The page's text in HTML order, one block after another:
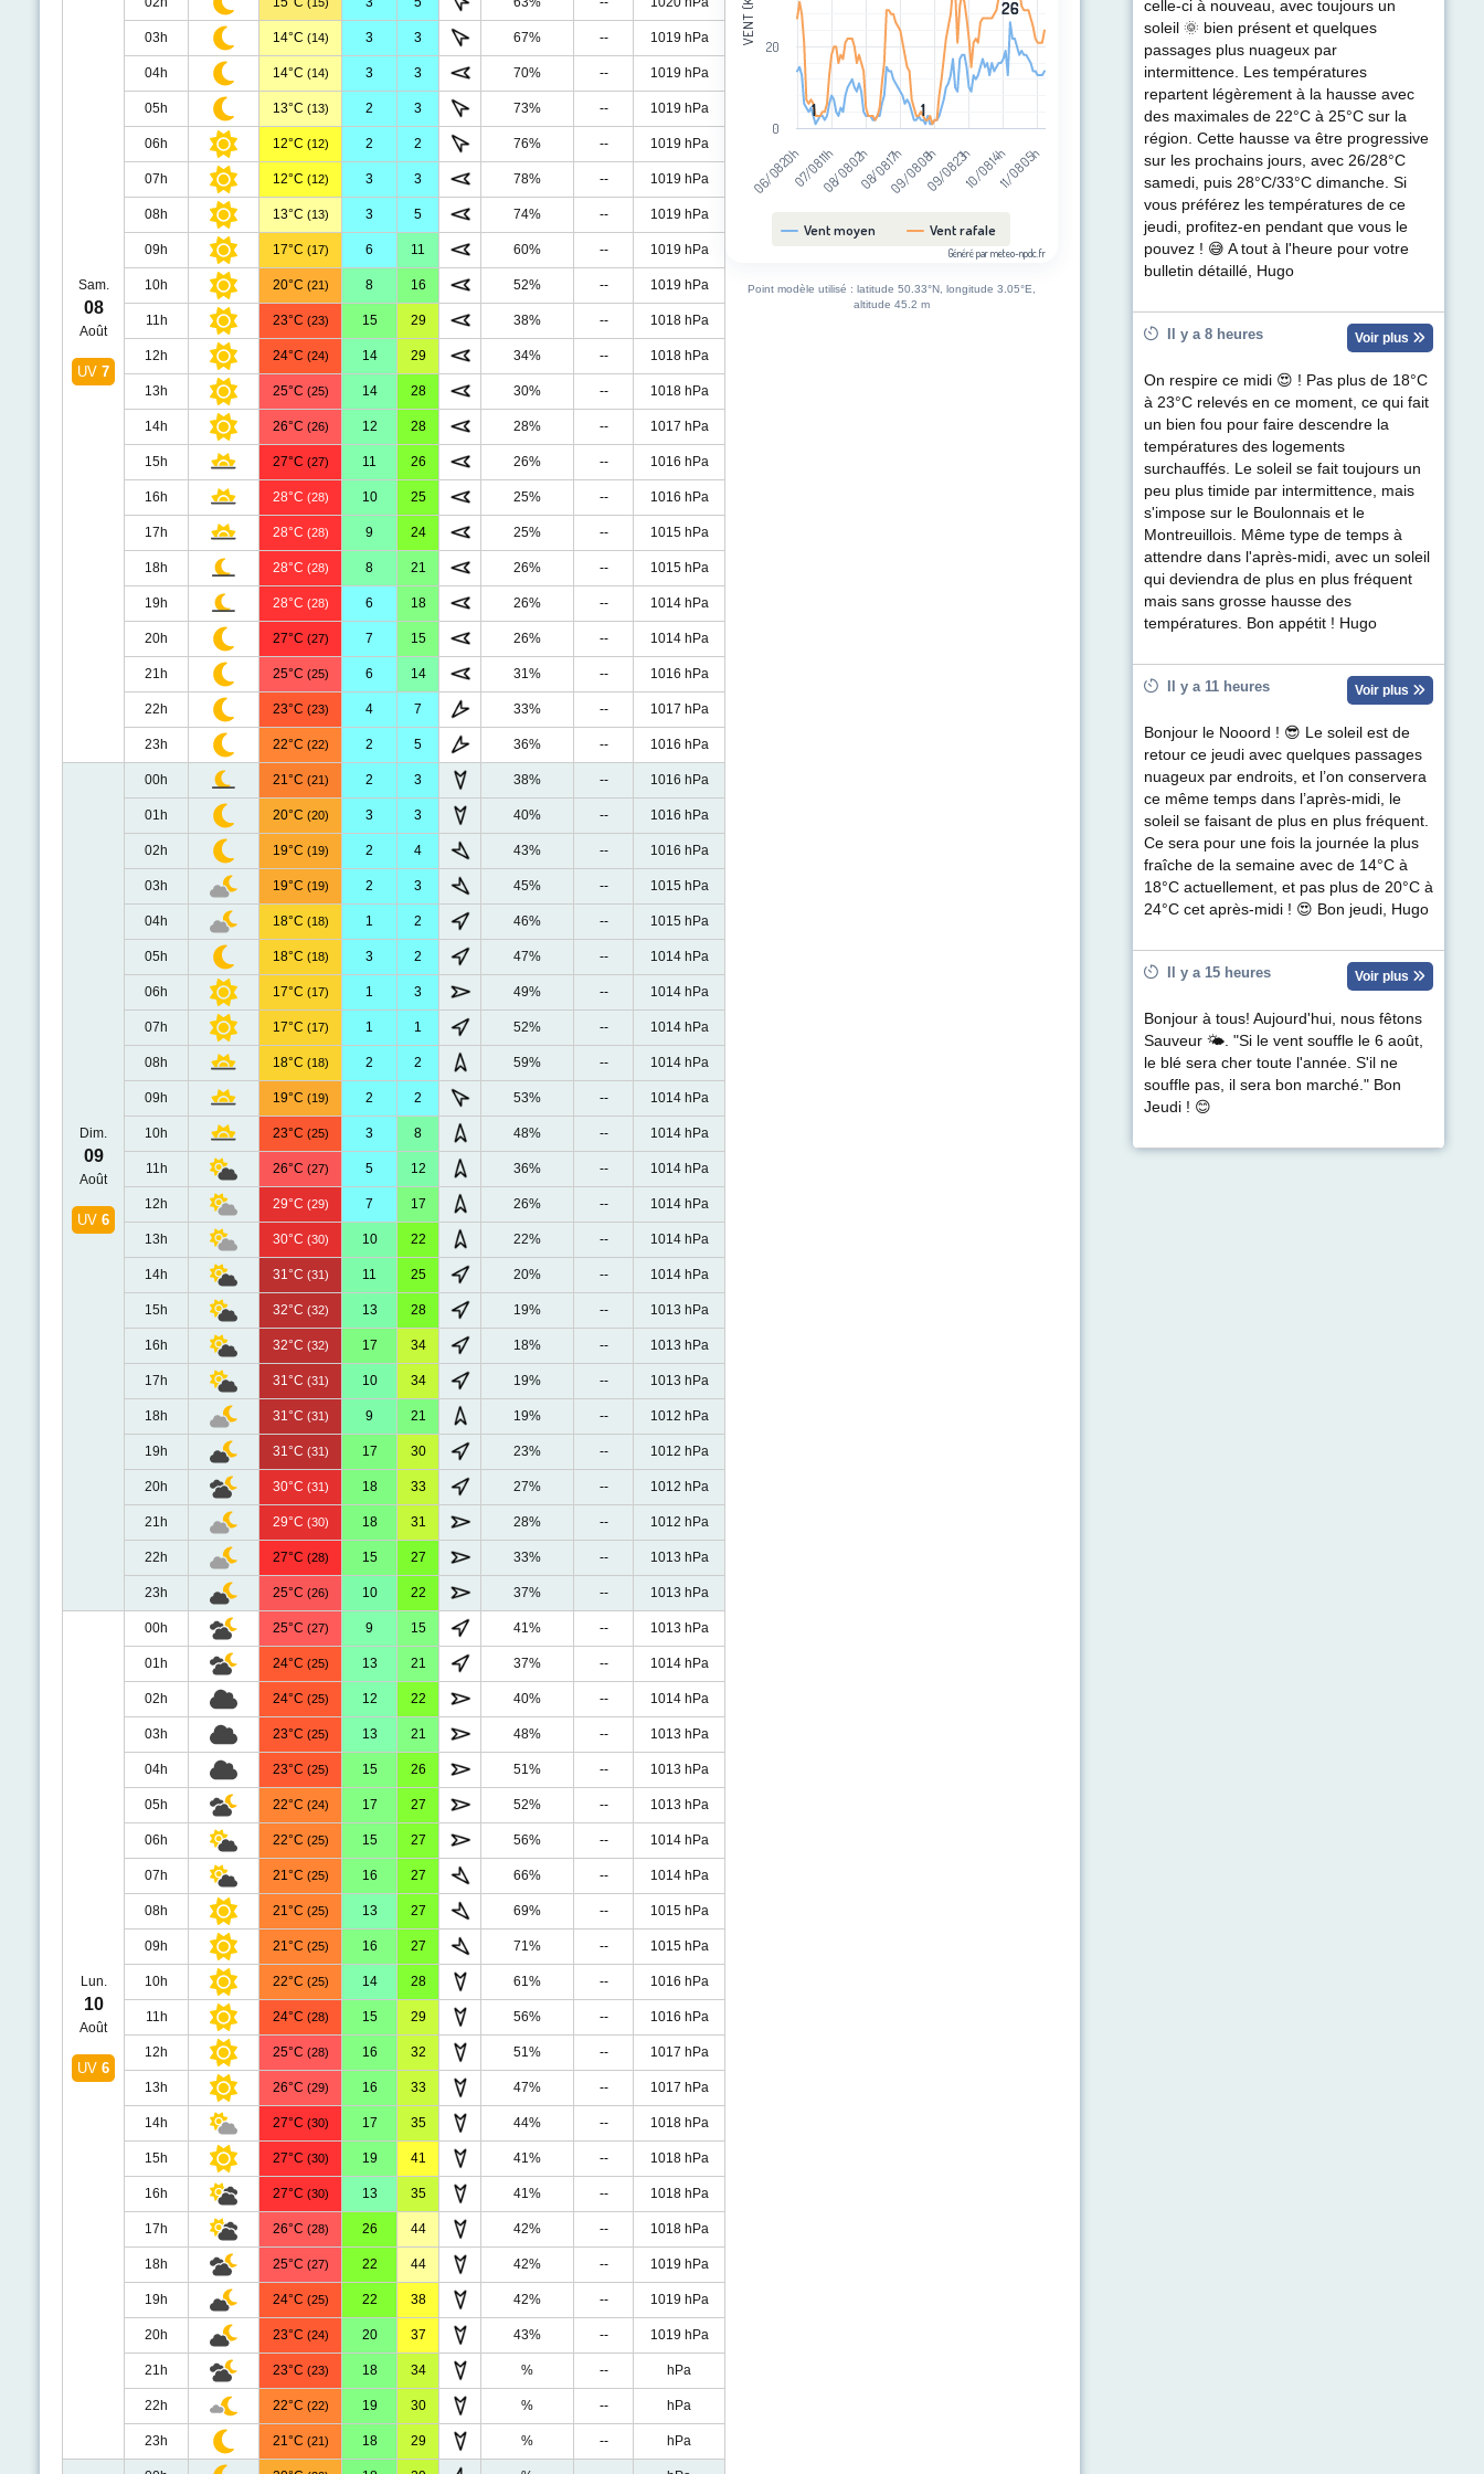
Sam.
08
Août
UV 7
03h 14°C (14) 3 3 67% -- 1019 hPa
04h 14°C (14) 3 3 70% -- 1019 hPa
05h 13°C (13) 2 3 73% -- 1019 hPa
06h 12°C (12) 2 2 76% -- 1019 hPa
07h 12°C (12) 3 3 78% -- 1019 hPa
08h 13°C (13) 3 5 74% -- 1019 hPa
09h 17°C (17) 6 11 60% -- 1019 hPa
10h 20°C (21) 8 16 52% -- 1019 hPa
11h 23°C (23) 15 29 38% -- 1018 hPa
12h 24°C (24) 14 29 34% -- 1018 hPa
13h 25°C (25) 14 28 30% -- 1018 hPa
14h 26°C (26) 12 28 28% -- 1017 hPa
15h 27°C (27) 11 26 26% -- 1016 hPa
16h 28°C (28) 10 25 25% -- 1016 hPa
17h 28°C (28) 9 24 25% -- 1015 hPa
18h 28°C (28) 8 21 26% -- 1015 hPa
19h 28°C (28) 6 18 26% -- 1014 hPa
20h 27°C (27) 7 15 26% -- 1014 hPa
21h 25°C (25) 6 14 31% -- 1016 hPa
22h 23°C (23) 4 7 33% -- 1017 hPa
23h 22°C (22) 2 5 36% -- 1016 hPa
Dim.
09
Août
UV 6
00h 21°C (21) 2 3 38% -- 1016 hPa
01h 20°C (20) 3 3 40% -- 1016 hPa
02h 19°C (19) 2 4 43% -- 1016 hPa
03h 19°C (19) 2 3 45% -- 1015 hPa
04h 18°C (18) 1 2 46% -- 1015 hPa
05h 18°C (18) 3 2 47% -- 1014 hPa
06h 17°C (17) 1 3 49% -- 1014 hPa
07h 17°C (17) 1 1 52% -- 1014 hPa
08h 18°C (18) 2 2 59% -- 1014 hPa
09h 19°C (19) 2 2 53% -- 1014 hPa
10h 23°C (25) 3 8 48% -- 1014 hPa
11h 26°C (27) 5 12 36% -- 1014 hPa
12h 29°C (29) 7 17 26% -- 1014 hPa
13h 30°C (30) 10 22 22% -- 1014 hPa
14h 31°C (31) 11 25 20% -- 1014 hPa
15h 32°C (32) 13 28 19% -- 1013 hPa
16h 32°C (32) 17 34 18% -- 1013 hPa
17h 31°C (31) 10 34 19% -- 1013 hPa
18h 31°C (31) 9 21 19% -- 1012 hPa
19h 31°C (31) 17 30 23% -- 1012 hPa
20h 30°C (31) 18 33 27% -- 1012 hPa
21h 29°C (30) 18 31 28% -- 1012 hPa
22h 27°C (28) 15 27 33% -- 1013 hPa
23h 25°C (26) 10 22 37% -- 1013 hPa
Lun.
10
Août
UV 6
00h 25°C (27) 9 15 41% -- 1013 hPa
01h 24°C (25) 13 21 37% -- 1014 hPa
02h 24°C (25) 12 22 40% -- 1014 hPa
03h 23°C (25) 13 21 48% -- 1013 hPa
04h 23°C (25) 15 26 51% -- 1013 hPa
05h 22°C (24) 17 27 52% -- 1013 hPa
06h 22°C (25) 15 27 56% -- 1014 hPa
07h 21°C (25) 16 27 66% -- 1014 hPa
08h 21°C (25) 13 27 69% -- 1015 hPa
09h 21°C (25) 16 27 71% -- 1015 hPa
10h 22°C (25) 14 28 61% -- 1016 hPa
11h 24°C (28) 15 29 56% -- 1016 hPa
12h 25°C (28) 16 32 51% -- 1017 hPa
13h 26°C (29) 16 33 47% -- 1017 hPa
14h 27°C (30) 17 35 44% -- 1018 hPa
15h 27°C (30) 19 41 41% -- 1018 hPa
16h 27°C (30) 13 35 41% -- 1018 hPa
17h 26°C (28) 26 44 42% -- 1018 hPa
18h 25°C (27) 22 44 42% -- 1019 hPa
19h 24°C (25) 22 38 42% -- 1019 hPa
20h 23°C (24) 20 37 43% -- 1019 hPa
21h 23°C (23) 18 34 % -- hPa
22h 22°C (22) 19 30 % -- hPa
23h 21°C (21) 18 29 % -- hPa
11 11
26
26
Vent moyen Vent rafale
06/08 20h07/08 11h08/08 02h08/08 17h09/08 08h09/08 23h10/08 14h11/08 05h
0
20
Généré par meteo-npdc.fr
Point modèle utilisé : latitude 50.33°N, longitude 3.05°E,
altitude 45.2 m
celle-ci à nouveau, avec toujours un
soleil 🌞 bien présent et quelques
passages plus nuageux par
intermittence. Les températures
repartent légèrement à la hausse avec
des maximales de 22°C à 25°C sur la
région. Cette hausse va être progressive
sur les prochains jours, avec 26/28°C
samedi, puis 28°C/33°C dimanche. Si
vous préférez les températures de ce
jeudi, profitez-en pendant que vous le
pouvez ! 😅 A tout à l'heure pour votre
bulletin détaillé, Hugo
Il y a 8 heures Voir plus
On respire ce midi 😍 ! Pas plus de 18°C
à 23°C relevés en ce moment, ce qui fait
un bien fou pour faire descendre la
températures des logements
surchauffés. Le soleil se fait toujours un
peu plus timide par intermittence, mais
s'impose sur le Boulonnais et le
Montreuillois. Même type de temps à
attendre dans l'après-midi, avec un soleil
qui deviendra de plus en plus fréquent
mais sans grosse hausse des
températures. Bon appétit ! Hugo
Il y a 11 heures Voir plus
Bonjour le Nooord ! 😎 Le soleil est de
retour ce jeudi avec quelques passages
nuageux par endroits, et l’on conservera
ce même temps dans l’après-midi, le
soleil se faisant de plus en plus fréquent.
Ce sera pour une fois la journée la plus
fraîche de la semaine avec de 14°C à
18°C actuellement, et pas plus de 20°C à
24°C cet après-midi ! 😍 Bon jeudi, Hugo
Il y a 15 heures Voir plus
Bonjour à tous! Aujourd'hui, nous fêtons
Sauveur 🌤. "Si le vent souffle le 6 août,
le blé sera cher toute l'année. S'il ne
souffle pas, il sera bon marché." Bon
Jeudi ! 😊